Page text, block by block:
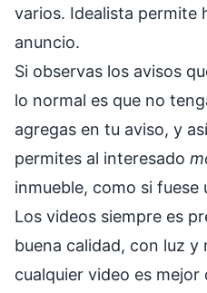
varios. Idealista permite
anuncio.
Si observas los avisos
lo normal es que no
agregas en tu aviso, y
permites al interesado
inmueble, como si fuese
Los videos siempre es
buena calidad, con luz y
cualquier video es